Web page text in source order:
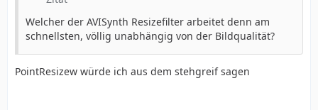
Welcher der AVISynth Resizefilter arbeitet denn am
schnellsten, völlig unabhängig von der Bildqualität?
PointResizew würde ich aus dem stehgreif sagen